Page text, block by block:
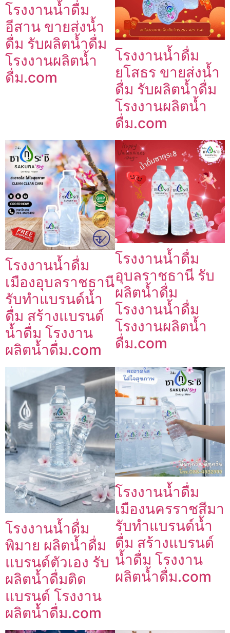
โรงงานน้ำดื่ม
อีสาน ขายส่งน้ำ
ดื่ม รับผลิตน้ำดื่ม
โรงงานผลิตน้ำ
ดื่ม.com
โรงงานน้ำดื่ม
ยโสธร ขายส่งน้ำ
ดื่ม รับผลิตน้ำดื่ม
โรงงานผลิตน้ำ
ดื่ม.com
โรงงานน้ำดื่ม
เมืองอุบลราชธานี
รับทำแบรนด์น้ำ
ดื่ม สร้างแบรนด์
น้ำดื่ม โรงงาน
ผลิตน้ำดื่ม.com
โรงงานน้ำดื่ม
อุบลราชธานี รับ
ผลิตน้ำดื่ม
โรงงานน้ำดื่ม
โรงงานผลิตน้ำ
ดื่ม.com
โรงงานน้ำดื่ม
พิมาย ผลิตน้ำดื่ม
แบรนด์ตัวเอง รับ
ผลิตน้ำดื่มติด
แบรนด์ โรงงาน
ผลิตน้ำดื่ม.com
โรงงานน้ำดื่ม
เมืองนครราชสีมา
รับทำแบรนด์น้ำ
ดื่ม สร้างแบรนด์
น้ำดื่ม โรงงาน
ผลิตน้ำดื่ม.com